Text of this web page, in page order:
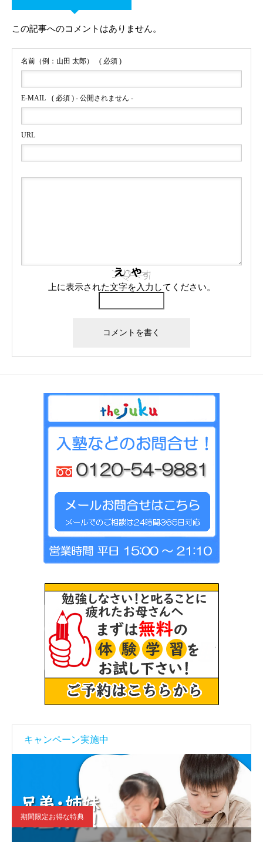
この記事へのコメントはありません。
名前（例：山田 太郎） ( 必須 )
E-MAIL ( 必須 ) - 公開されません -
URL
上に表示された文字を入力してください。
キャンペーン実施中
期間限定お得な特典